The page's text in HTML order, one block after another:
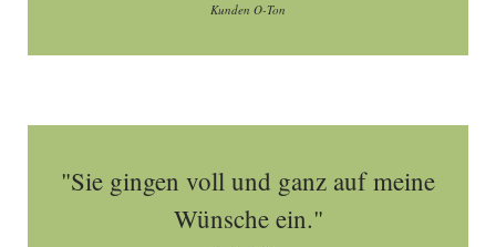
Kunden O-Ton
"Sie gingen voll und ganz auf meine
Wünsche ein."